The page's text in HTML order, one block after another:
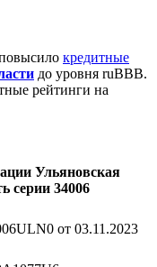
кредитные
до уровня ruBBB.
рейтинги на
Ульяновская
серии 34006
от 03.11.2023